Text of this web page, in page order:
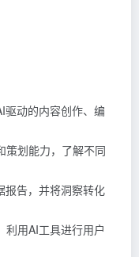
驱动的内容创作、编
策划能力，了解不同
报告，并将洞察转化
利用AI工具进行用户